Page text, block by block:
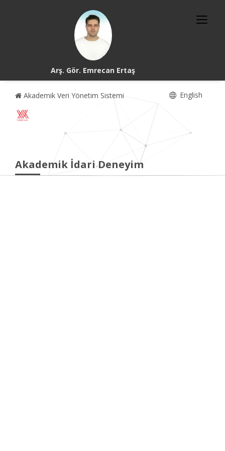
Arş. Gör. Emrecan Ertaş
Akademik Veri Yönetim Sistemi English
Akademik İdari Deneyim